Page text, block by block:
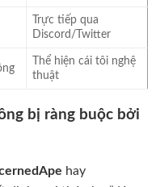
Trực tiếp qua
Discord/Twitter
Thể hiện cái tôi nghệ
thuật
bị ràng buộc bởi
hay